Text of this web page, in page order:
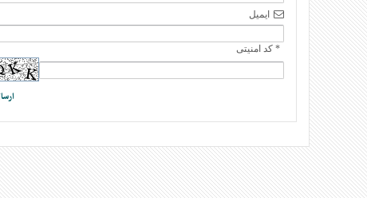
ایمیل
* کد امنیتی